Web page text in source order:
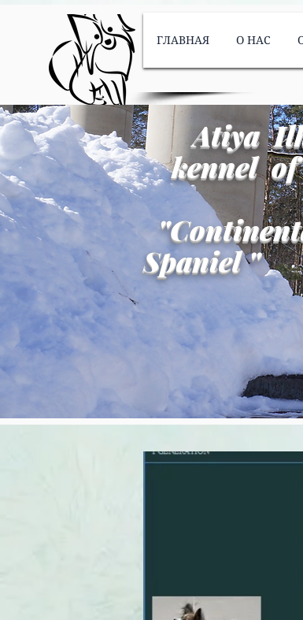
ГЛАВНАЯ О НАС
Atiya
kennel of
"
Spaniel"